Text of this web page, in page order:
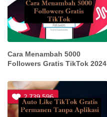
Cara Menambah 5000
Followers Gratis TikTok 2024